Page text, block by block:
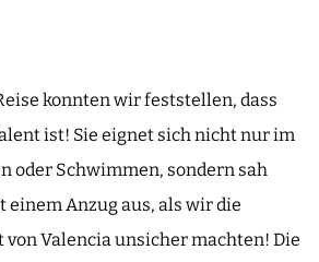
konnten wir feststellen, dass
ist! Sie eignet sich nicht nur im
oder Schwimmen, sondern sah
Anzug aus, als wir die
Valencia unsicher machten! Die